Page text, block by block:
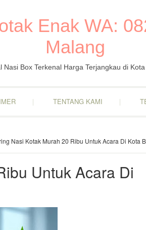
Enak WA:
Malang
Nasi Box Terkenal Harga Terjangkau di
TENTANG KAMI
Nasi Kotak Murah 20 Ribu Untuk Acara Di Kota
Untuk Acara Di